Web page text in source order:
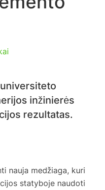
inžinierės
rezultatas.
nauja medžiaga, kuri
statyboje naudoti